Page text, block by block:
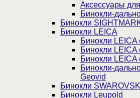
Аксессуары
Бинокли-
Бинокли
Бинокли LEICA
Бинокли LEICA
Бинокли LEICA
Бинокли LEICA
Бинокли-
Geovid
Бинокли SWAROVSKI
Бинокли Leupold